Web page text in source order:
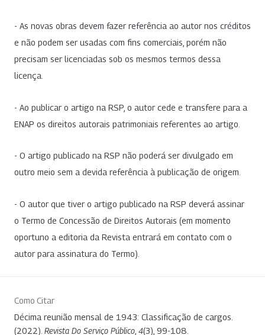
- As novas obras devem fazer referência ao autor nos créditos
e não podem ser usadas com fins comerciais, porém não
precisam ser licenciadas sob os mesmos termos dessa
licença.
- Ao publicar o artigo na RSP, o autor cede e transfere para a
ENAP os direitos autorais patrimoniais referentes ao artigo.
- O artigo publicado na RSP não poderá ser divulgado em
outro meio sem a devida referência à publicação de origem.
- O autor que tiver o artigo publicado na RSP deverá assinar
o Termo de Concessão de Direitos Autorais (em momento
oportuno a editoria da Revista entrará em contato com o
autor para assinatura do Termo).
Como Citar
Décima reunião mensal de 1943: Classificação de cargos.
(2022). Revista Do Serviço Público 4(3), 99-108.